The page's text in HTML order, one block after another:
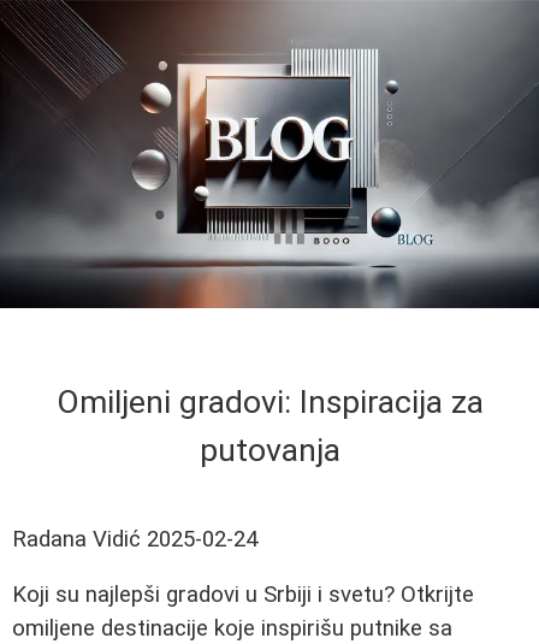
Omiljeni gradovi: Inspiracija za
putovanja
Radana Vidić 2025-02-24
Koji su najlepši gradovi u Srbiji i svetu? Otkrijte
omiljene destinacije koje inspirišu putnike sa